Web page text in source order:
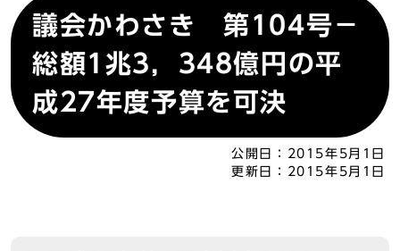
議会かわさき 第104号－
総額1兆3，348億円の平
成27年度予算を可決
公開日：
2015年5月1日
更新日：
2015年5月1日